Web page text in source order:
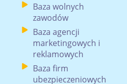
Baza wolnych
zawodów
Baza agencji
marketingowych i
reklamowych
Baza firm
ubezpieczeniowych